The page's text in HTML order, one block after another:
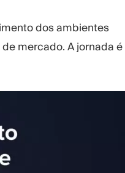
dos ambientes
mercado. A jornada é